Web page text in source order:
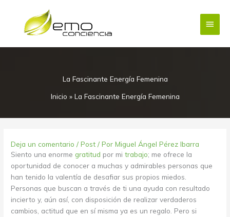
contenido
Menú
La Fascinante Energía Femenina
Inicio » La Fascinante Energía Femenina
Deja un comentario /Post / PorMiguel Ángel Pérez Ibarra
Siento una enormegratitud por mitrabajo; me ofrece la
oportunidad de conocer a muchas y admirables personas que
han tenido la valentía de desafiar sus propios miedos.
Personas que buscan a través de ti una ayuda con resultado
incierto y, aún así, con disposición de realizar verdaderos
cambios, actitud que en sí misma ya es un regalo. Pero si